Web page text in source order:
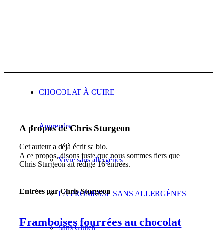
CHOCOLAT À CUIRE
Apprendre
Vivre sans allergènes
LA PROMESSE SANS ALLERGÈNES
Sans Gluten
A propos deChris Sturgeon
Cet auteur a déjà écrit sa bio.
A ce propos, disons juste que nous sommes fiers que
Chris Sturgeonait rédigé 16 entrées.
Entrées par Chris Sturgeon
Framboises fourrées au chocolat